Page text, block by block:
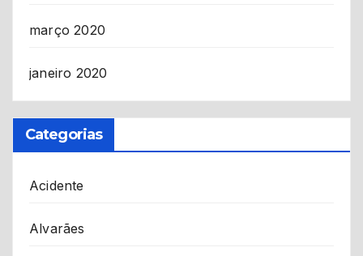
março 2020
janeiro 2020
Categorias
Acidente
Alvarães